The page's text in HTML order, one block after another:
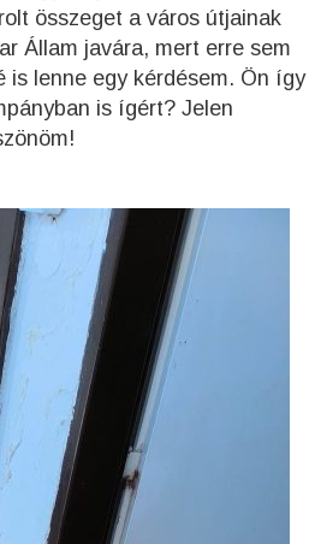
összeget a város útjainak
Állam javára, mert erre sem
is lenne egy kérdésem. Ön így
is ígért? Jelen